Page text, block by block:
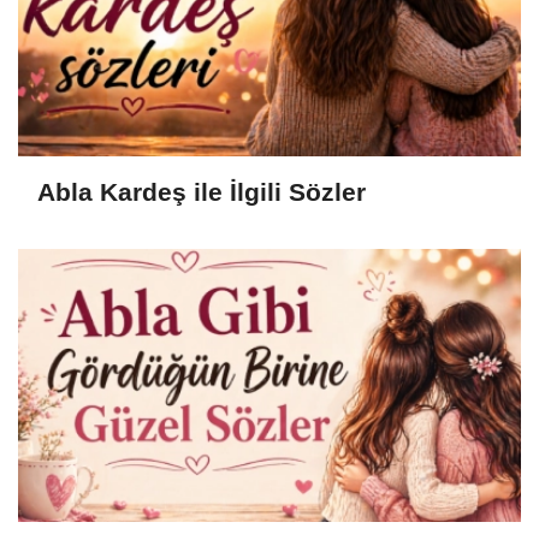
Abla Kardeş ile İlgili Sözler